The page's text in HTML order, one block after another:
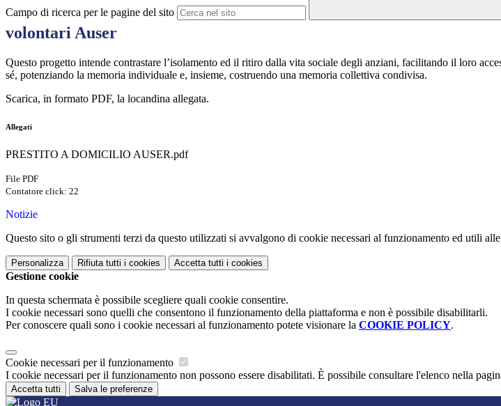
Campo di ricerca per le pagine del sito
volontari Auser
Questo progetto intende contrastare l’isolamento ed il ritiro dalla vita sociale degli anziani, facilitando il loro
sé, potenziando la memoria individuale e, insieme, costruendo una memoria collettiva condivisa.
Scarica, in formato PDF, la locandina allegata.
Allegati
PRESTITO A DOMICILIO AUSER.pdf
File PDF
Contatore click: 22
Notizie
Questo sito o gli strumenti terzi da questo utilizzati si avvalgono di cookie necessari al funzionamento ed utili
Personalizza Rifiuta tutti i cookies Accetta tutti i cookies
Gestione cookie
In questa schermata è possibile scegliere quali cookie consentire.
I cookie necessari sono quelli che consentono il funzionamento della piattaforma e non è possibile disabilitarli.
Per conoscere quali sono i cookie necessari al funzionamento potete visionare la COOKIE POLICY.
Cookie necessari per il funzionamento
I cookie necessari per il funzionamento non possono essere disabilitati. È possibile consultare l'elenco nella
Accetta tutti Salva le preferenze